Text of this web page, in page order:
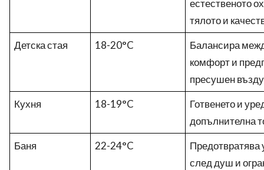
естественото
тялото и
Детска стая
18-20°C
Балансира
комфорт и
пресушен
Кухня
18-19°C
Готвенето и
допълнителна
Баня
22-24°C
Предотвратява
след душ и